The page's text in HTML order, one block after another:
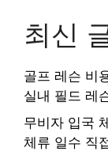
최신
골프 레슨 비
실내 필드 레
무비자 입국
체류 일수 직